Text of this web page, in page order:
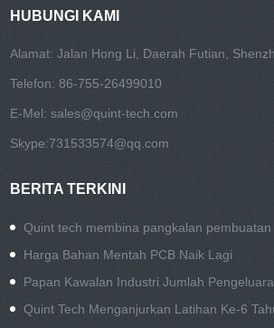
HUBUNGI KAMI
Alamat: Jalan Hong Li, Daerah Futian,
Telefon: 86-755-26499010
E-Mel:sales@quint-tech.com
Skype:731533574@qq.com
BERITA TERKINI
Quint tech membina pangkalan pembuatan
Harga Bahan Mentah PCB Naik Lagi
Papan Kawalan Industri Jumlah
Quint Tech Menganjurkan Latihan Ke-6